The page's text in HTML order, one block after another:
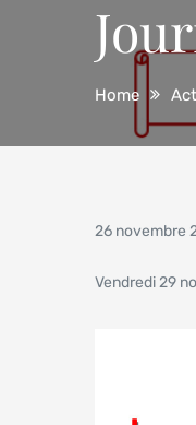
Home
Posted
26 novembre
Vendredi 29